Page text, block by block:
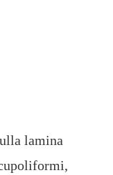
lamina